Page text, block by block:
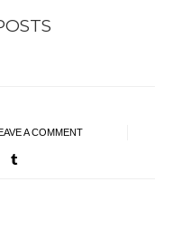
A COMMENT